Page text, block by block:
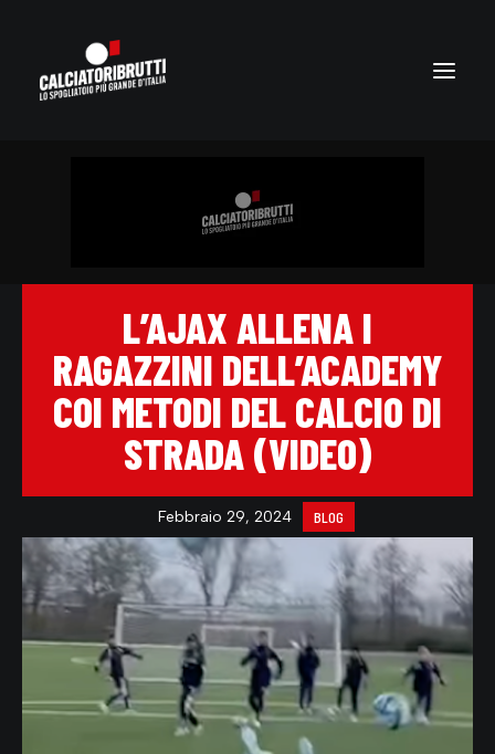
L’AJAX ALLENA I
RAGAZZINI DELL’ACADEMY
COI METODI DEL CALCIO DI
STRADA (VIDEO)
Febbraio 29, 2024 BLOG